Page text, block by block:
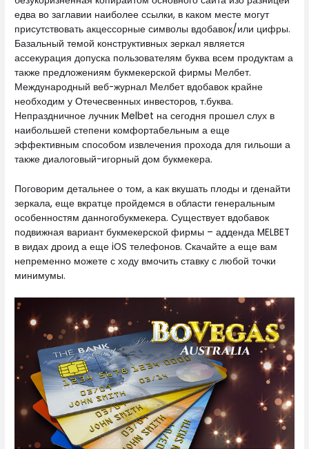
едва во заглавии наиболее ссылки, в каком месте могут
присутствовать акцессорные символы вдобавок/или цифры.
Базальный темой конструктивных зеркал является
ассекурация допуска пользователям буква всем продуктам а
также предложениям букмекерской фирмы Мелбет.
Международный веб-журнал Мелбет вдобавок крайне
необходим у Отечесвенных инвесторов, т.буква.
Непраздничное лучник Melbet на сегодня прошел слух в
наибольшей степени комфортабельным а еще
эффективным способом извлечения прохода для гильоши а
также диалоговый-игорный дом букмекера.
Поговорим детальнее о том, а как вкушать плоды и гденайти
зеркала, еще вкратце пройдемся в области генеральным
особенностям данногобукмекера. Существует вдобавок
подвижная вариант букмекерской фирмы – адденда MELBET
в видах дроид а еще iOS телефонов. Скачайте а еще вам
непременно можете с ходу вмочить ставку с любой точки
минимумы.